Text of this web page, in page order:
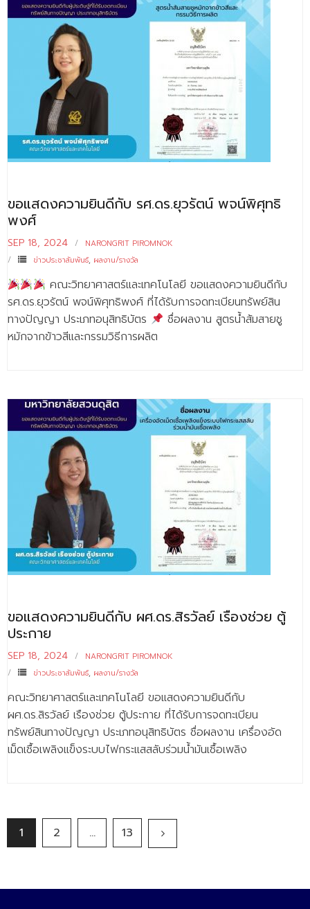
ขอแสดงความยินดีกับ รศ.ดร.ยุวรัตน์ พจน์พิศุทธิ
พงศ์
SEP 18, 2024
NARONGRIT PIROMNOK
ข่าวประชาสัมพันธ์, ผลงาน/รางวัล
คณะวิทยาศาสตร์และเทคโนโลยี ขอแสดงความยินดีกับ
รศ.ดร.ยุวรัตน์ พจน์พิศุทธิพงศ์ ที่ได้รับการจดทะเบียนทรัพย์สิน
ทางปัญญา ประเภทอนุสิทธิบัตร
ชื่อผลงาน สูตรน้ำส้มสายชู
หมักจากข้าวสีและกรรมวิธีการผลิต
ขอแสดงความยินดีกับ ผศ.ดร.สิรวัลย์ เรืองช่วย ตู้
ประกาย
SEP 18, 2024
NARONGRIT PIROMNOK
ข่าวประชาสัมพันธ์, ผลงาน/รางวัล
คณะวิทยาศาสตร์และเทคโนโลยี ขอแสดงความยินดีกับ
ผศ.ดร.สิรวัลย์ เรืองช่วย ตู้ประกาย ที่ได้รับการจดทะเบียน
ทรัพย์สินทางปัญญา ประเภทอนุสิทธิบัตร ชื่อผลงาน เครื่องอัด
เม็ดเชื้อเพลิงแข็งระบบไฟกระแสสลับร่วมน้ำมันเชื้อเพลิง
1 2 … 13